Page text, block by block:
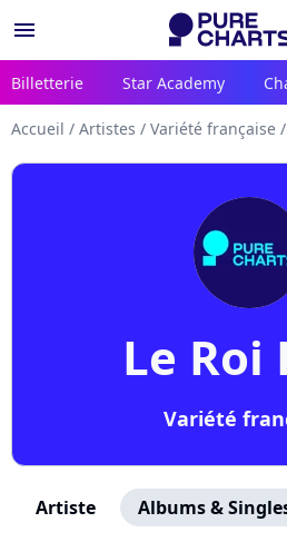
menu
Billetterie Star Academy
Accueil / Artistes / Variété française /
Le Roi
Variété
Artiste Albums &